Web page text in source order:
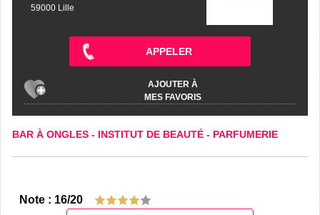
59000 Lille
APPELER
AJOUTER À
MES FAVORIS
BAR À ONGLES - INSTITUT DE BEAUTÉ - PARFUMERIE
Note : 16/20